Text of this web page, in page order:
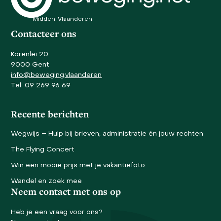
Midden-Vlaanderen
Contacteer ons
Korenlei 20
9000 Gent
info@beweging.vlaanderen
Tel. 09 269 96 69
Recente berichten
Wegwijs – Hulp bij brieven, administratie én jouw rechten
The Flying Concert
Win een mooie prijs met je vakantiefoto
Wandel en zoek mee
Neem contact met ons op
Heb je een vraag voor ons?